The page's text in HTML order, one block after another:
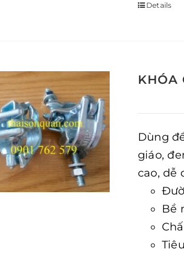
Details
KHÓA
Dùng
giáo,
cao, dễ
Bề